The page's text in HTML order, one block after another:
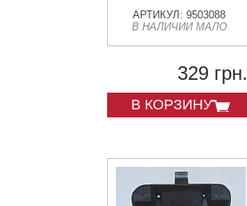
АРТИКУЛ: 9503088
В НАЛИЧИИ МАЛО
329 грн.
В КОРЗИНУ